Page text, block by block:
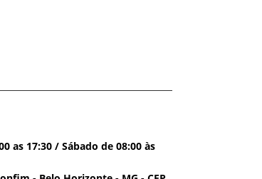
as 17:30 / Sábado de 08:00 às